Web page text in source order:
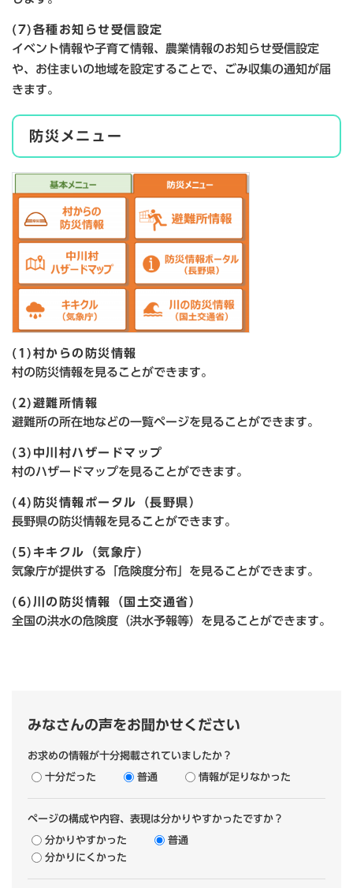
(7)各種お知らせ受信設定
イベント情報や子育て情報、農業情報のお知らせ受信設定
や、お住まいの地域を設定することで、ごみ収集の通知が届
きます。
防災メニュー
(1)村からの防災情報
村の防災情報を見ることができます。
(2)避難所情報
避難所の所在地などの一覧ページを見ることができます。
(3)中川村ハザードマップ
村のハザードマップを見ることができます。
(4)防災情報ポータル（長野県）
長野県の防災情報を見ることができます。
(5)キキクル（気象庁）
気象庁が提供する「危険度分布」を見ることができます。
(6)川の防災情報（国土交通省）
全国の洪水の危険度（洪水予報等）を見ることができます。
みなさんの声をお聞かせください
お求めの情報が十分掲載されていましたか？
十分だった 普通 情報が足りなかった
ページの構成や内容、表現は分かりやすかったですか？
分かりやすかった
普通
分かりにくかった